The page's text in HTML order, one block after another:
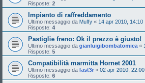
Risposte: 2
Impianto di raffreddamento
Ultimo messaggio da Muffy « 14 apr 2010, 14:10
Risposte: 4
Pastiglie freno: Ok il prezzo è giusto!
Ultimo messaggio da gianluigibombatomica «
Risposte: 5
Compatibilità marmitta Hornet 2001
Ultimo messaggio da fast3r « 02 apr 2010, 22:00
Risposte: 6